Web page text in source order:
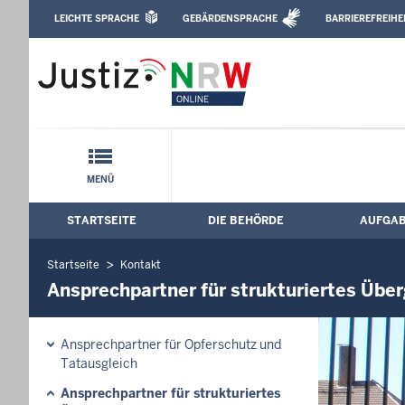
Justizvollzugsanstalt Herford:
Leichte Sprache, Gebärdensprachenvideo
LEICHTE SPRACHE GEBÄRDENSPRACHE
Schnellnavigation mit Volltext-Suche
MENÜ
Hauptmenü: Hauptnavigation
STARTSEITE DIE BEHÖRDE
Startseite Kontakt
Ansprechpartner für strukturiertes
Ansprechpartner für Opferschutz und
Tatausgleich
Ansprechpartner für strukturiertes